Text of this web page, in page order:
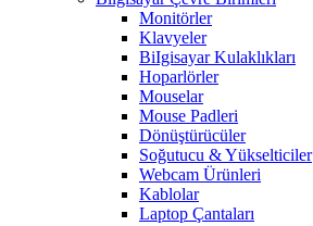
Monitörler
Klavyeler
BiIgisayar Kulaklıkları
Hoparlörler
Mouselar
Mouse Padleri
Dönüştürücüler
Soğutucu & Yükselticiler
Webcam Ürünleri
Kablolar
Laptop Çantaları